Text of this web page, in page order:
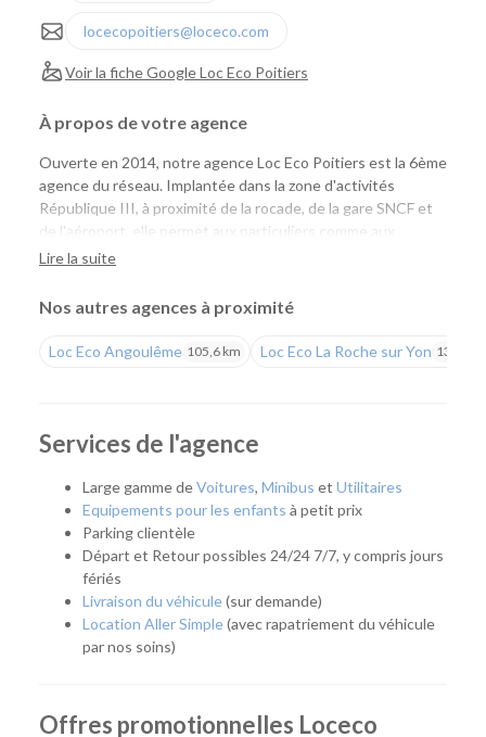
locecopoitiers@loceco.com
Voir la fiche Google Loc Eco Poitiers
À propos de votre agence
Ouverte en 2014, notre agence Loc Eco Poitiers est la 6ème
agence du réseau. Implantée dans la zone d'activités
République III, à proximité de la rocade, de la gare SNCF et
de l'aéroport, elle permet aux particuliers comme aux
professionnels de louer facilement une voiture ou un
choix de véhicules, de tarifs compétitifs et de l'expertise Loc
Une agence pour tous vos déplacements
départ en vacances, un week-end, un déménagement ou
que vous ayez besoin de remplacer temporairement votre
adaptée. Son emplacement facilite également l'accès aux
habitants de Poitiers, Chasseneuil-du-Poitou, Buxerolles,
Migné-Auxances et des communes voisines.
Quel véhicule choisir ?
Notre agence met à votre disposition une flotte complète
pour répondre à tous les usages :
quotidien.
Lire la suite
Nos autres agences à proximité
Loc Eco Angoulême 105,6 km Loc Eco La Roche sur Yon 134,8
Services de l'agence
Large gamme deVoitures, Minibus et Utilitaires
Equipements pour les enfants à petit prix
Parking clientèle
Départ et Retour possibles 24/24 7/7, y compris jours
fériés
Livraison du véhicule(sur demande)
Location Aller Simple(avec rapatriement du véhicule
par nos soins)
Offres promotionnelles Loceco